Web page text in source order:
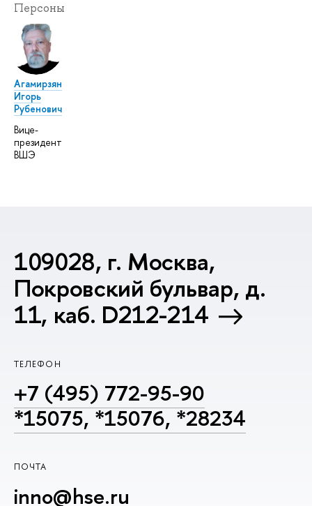
Персоны
Агамирзян
Игорь
Рубенович
Вице-
президент
ВШЭ
109028, г. Москва,
Покровский бульвар, д.
11, каб. D212-214
ТЕЛЕФОН
+7 (495) 772-95-90
*15075, *15076, *28234
ПОЧТА
inno@hse.ru